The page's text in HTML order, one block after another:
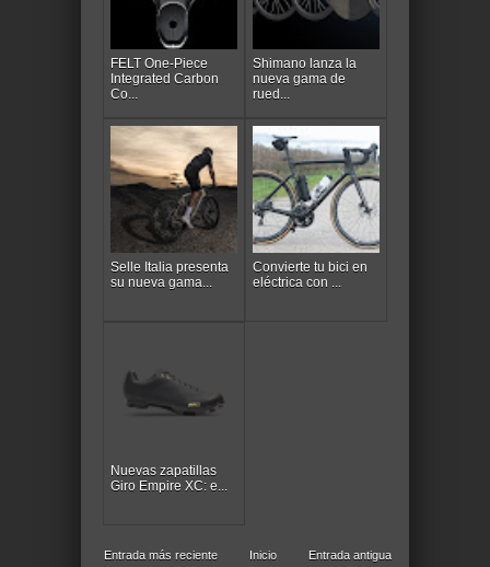
FELT One-Piece
Integrated Carbon
Co...
Shimano lanza la
nueva gama de
rued...
Selle Italia presenta
su nueva gama...
Convierte tu bici en
eléctrica con ...
Nuevas zapatillas
Giro Empire XC: e...
Entrada más reciente Entrada antigua
Inicio